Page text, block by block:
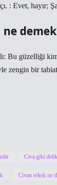
: Evet, hayır;
Bu güzelliği
zengin bir
Civa gibi
Civan erkek ne